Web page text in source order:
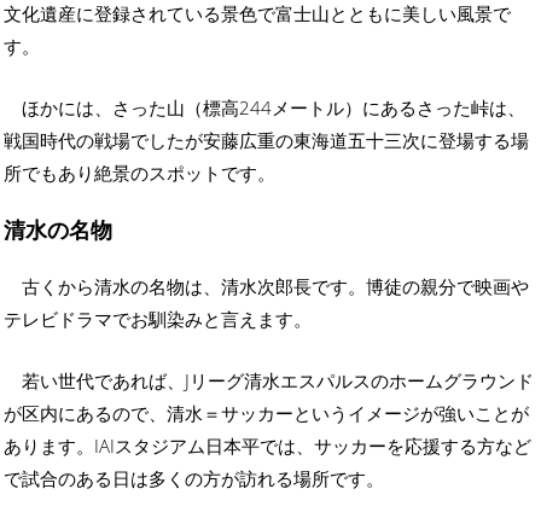
文化遺産に登録されている景色で富士山とともに美しい風景で
す。
ほかには、さった山（標高244メートル）にあるさった峠は、
戦国時代の戦場でしたが安藤広重の東海道五十三次に登場する場
所でもあり絶景のスポットです。
清水の名物
古くから清水の名物は、清水次郎長です。博徒の親分で映画や
テレビドラマでお馴染みと言えます。
若い世代であれば、Jリーグ清水エスパルスのホームグラウンド
が区内にあるので、清水＝サッカーというイメージが強いことが
あります。IAIスタジアム日本平では、サッカーを応援する方など
で試合のある日は多くの方が訪れる場所です。